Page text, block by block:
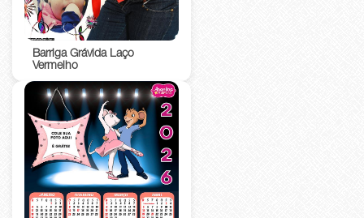
Barriga Grávida Laço
Vermelho